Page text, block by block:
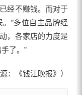
经不赚钱。而对于
”多位自主品牌经
，各家店的力度是
了。”
源：《钱江晚报》）